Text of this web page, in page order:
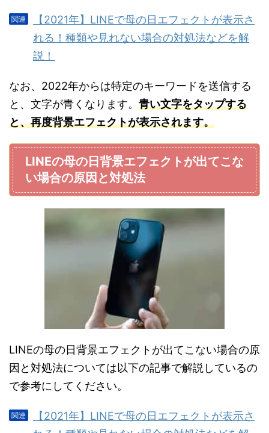
【2021年】LINEで母の日エフェクトが表示さ
れる！種類や見れない場合の対処法などを解
説！
なお、2022年からは特定のキーワードを送信する
と、文字が青くなります。 青い文字をタップする
と、再度背景エフェクトが表示されます。
LINEの母の日背景エフェクトが出てこな
い場合の原因と対処法
LINEの母の日背景エフェクトが出てこない場合の原
因と対処法については以下の記事で解説しているの
で参考にしてください。
【2021年】LINEで母の日エフェクトが表示さ